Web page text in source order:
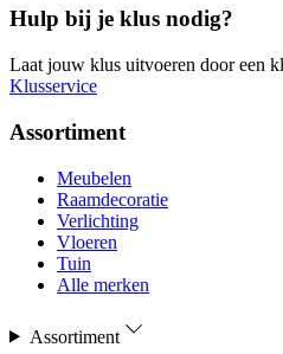
Hulp bij je klus nodig?
Laat jouw klus uitvoeren door een
Klusservice
Assortiment
Meubelen
Raamdecoratie
Verlichting
Vloeren
Tuin
Alle merken
Assortiment